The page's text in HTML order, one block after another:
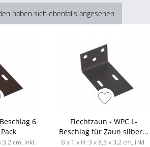
haben sich ebenfalls angesehen
6
3,2 cm, inkl.
Flechtzaun - WPC L-
Beschlag für Zaun silber...
B x T x H: 3 x 8,3 x 3,2 cm, inkl.